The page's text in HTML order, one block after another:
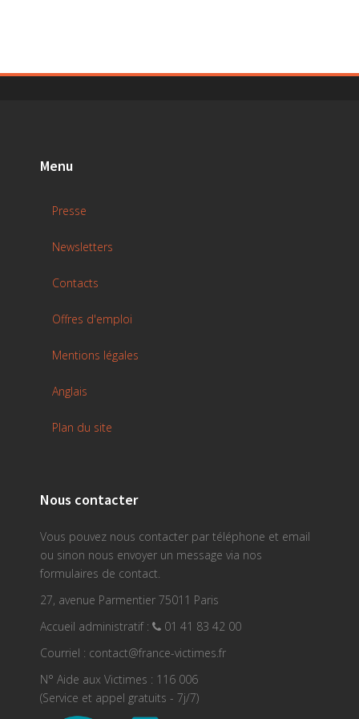
Menu
Presse
Newsletters
Contacts
Offres d'emploi
Mentions légales
Anglais
Plan du site
Nous contacter
Vous pouvez nous contacter par téléphone et email
ou sinon nous envoyer un message via nos
formulaires de contact.
27, avenue Parmentier 75011 Paris
Accueil administratif :
01 41 83 42 00
Courriel : contact@france-victimes.fr
N° Aide aux Victimes : 116 006
(Service et appel gratuits - 7j/7)